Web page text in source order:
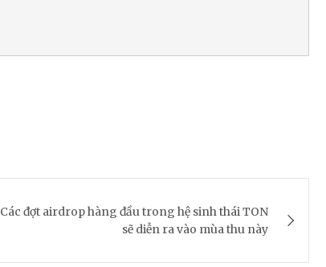
Các đợt airdrop hàng đầu trong hệ sinh thái TON
sẽ diễn ra vào mùa thu này